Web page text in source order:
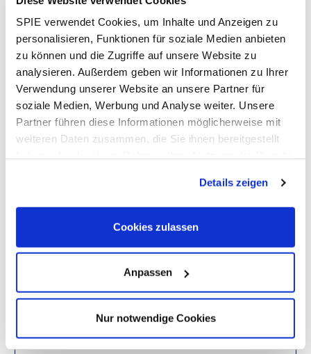
SPIE verwendet Cookies, um Inhalte und Anzeigen zu
personalisieren, Funktionen für soziale Medien anbieten
zu können und die Zugriffe auf unsere Website zu
analysieren. Außerdem geben wir Informationen zu Ihrer
Verwendung unserer Website an unsere Partner für
soziale Medien, Werbung und Analyse weiter. Unsere
Partner führen diese Informationen möglicherweise mit
weiteren Daten zusammen, die Sie ihnen bereitgestellt
Verarbeitung Ihrer Daten in den USA ein. Alle weiteren
Informationen zu Cookies finden Sie in unseren
Datenschutzhinweisen.
Details zeigen
Cookies zulassen
Anpassen
Nur notwendige Cookies
jährlich möglich.
Downloads